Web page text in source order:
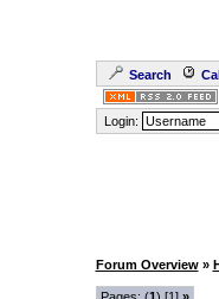
Search
Login:
Forum Overview »